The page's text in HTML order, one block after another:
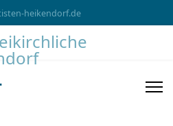
heikendorf.de